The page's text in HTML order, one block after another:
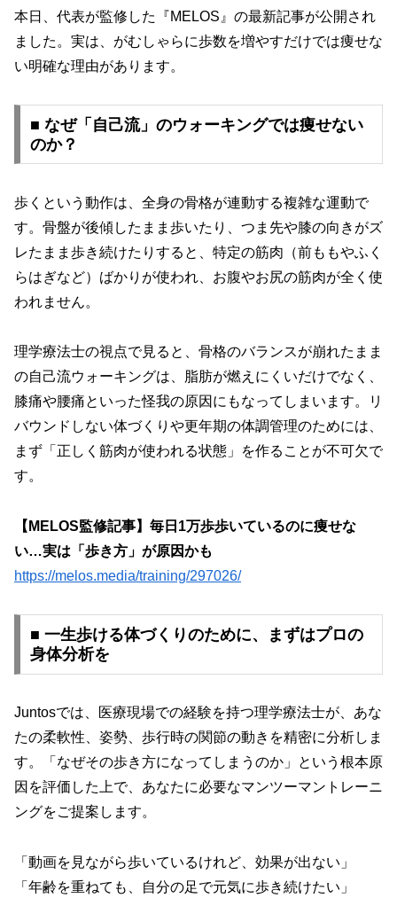
本日、代表が監修した『MELOS』の最新記事が公開され
ました。実は、がむしゃらに歩数を増やすだけでは痩せな
い明確な理由があります。
■ なぜ「自己流」のウォーキングでは痩せない
のか？
歩くという動作は、全身の骨格が連動する複雑な運動で
す。骨盤が後傾したまま歩いたり、つま先や膝の向きがズ
レたまま歩き続けたりすると、特定の筋肉（前ももやふく
らはぎなど）ばかりが使われ、お腹やお尻の筋肉が全く使
われません。
理学療法士の視点で見ると、骨格のバランスが崩れたまま
の自己流ウォーキングは、脂肪が燃えにくいだけでなく、
膝痛や腰痛といった怪我の原因にもなってしまいます。リ
バウンドしない体づくりや更年期の体調管理のためには、
まず「正しく筋肉が使われる状態」を作ることが不可欠で
す。
【MELOS監修記事】毎日1万歩歩いているのに痩せな
い…実は「歩き方」が原因かも
https://melos.media/training/297026/
■ 一生歩ける体づくりのために、まずはプロの
身体分析を
Juntosでは、医療現場での経験を持つ理学療法士が、あな
たの柔軟性、姿勢、歩行時の関節の動きを精密に分析しま
す。「なぜその歩き方になってしまうのか」という根本原
因を評価した上で、あなたに必要なマンツーマントレーニ
ングをご提案します。
「動画を見ながら歩いているけれど、効果が出ない」
「年齢を重ねても、自分の足で元気に歩き続けたい」